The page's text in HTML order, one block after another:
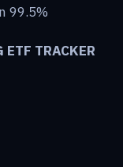
99.5%
TRACKER